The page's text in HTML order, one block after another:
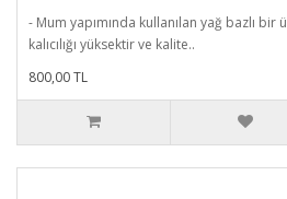
- Mum yapımında kullanılan yağ bazlı bir
kalıcılığı yüksektir ve kalite..
800,00 TL